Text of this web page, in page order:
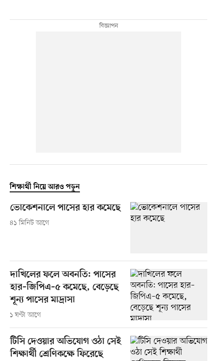
শিক্ষার্থী নিয়ে আরও পড়ুন
ভোকেশনালে পাসের হার কমেছে
৪১ মিনিট আগে
দাখিলের ফলে অবনতি: পাসের
হার–জিপিএ–৫ কমেছে, বেড়েছে
শূন্য পাসের মাদ্রাসা
১ ঘণ্টা আগে
টিসি দেওয়ার অভিযোগ ওঠা সেই
শিক্ষার্থী শ্রেণিকক্ষে ফিরেছে